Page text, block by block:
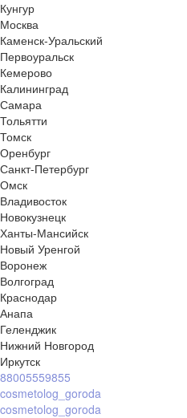
Кунгур
Москва
Каменск-Уральский
Первоуральск
Кемерово
Калининград
Самара
Тольятти
Томск
Оренбург
Санкт-Петербург
Омск
Владивосток
Новокузнецк
Ханты-Мансийск
Новый Уренгой
Воронеж
Волгоград
Краснодар
Анапа
Геленджик
Нижний Новгород
Иркутск
88005559855
cosmetolog_goroda
cosmetolog_goroda